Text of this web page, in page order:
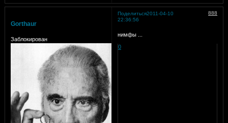
Поделиться 888
2011-04-10
22:36:56
Gorthaur
Заблокирован
нимфы
0